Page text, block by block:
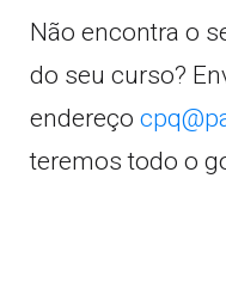
Não encontra o
do seu curso?
endereço
teremos todo o